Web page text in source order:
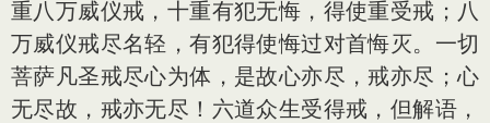
重八万威仪戒，十重有犯无悔，得使重受戒；八
万威仪戒尽名轻，有犯得使悔过对首悔灭。一切
菩萨凡圣戒尽心为体，是故心亦尽，戒亦尽；心
无尽故，戒亦无尽！六道众生受得戒，但解语，